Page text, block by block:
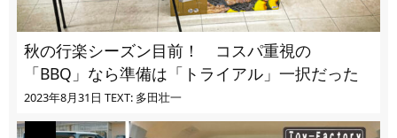
秋の行楽シーズン目前！ コスパ重視の
「BBQ」なら準備は「トライアル」一択だった
2023年8月31日 TEXT: 多田壮一